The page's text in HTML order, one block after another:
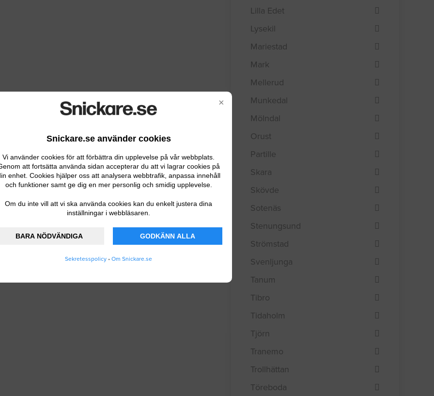
×
Snickare.se använder cookies
Vi använder cookies för att förbättra din upplevelse på vår webbplats.
att fortsätta använda sidan accepterar du att vi lagrar cookies på
enhet. Cookies hjälper oss att analysera webbtrafik, anpassa innehåll
och funktioner samt ge dig en mer personlig och smidig upplevelse.
Om du inte vill att vi ska använda cookies kan du enkelt justera dina
inställningar i webbläsaren.
BARA NÖDVÄNDIGA GODKÄNN ALLA
Sekretesspolicy • Om Snickare.se
Lilla Edet
Lysekil
Mariestad
Mark
Mellerud
Munkedal
Mölndal
Orust
Partille
Skara
Skövde
Sotenäs
Stenungsund
Strömstad
Svenljunga
Tanum
Tibro
Tidaholm
Tjörn
Tranemo
Trollhättan
Töreboda